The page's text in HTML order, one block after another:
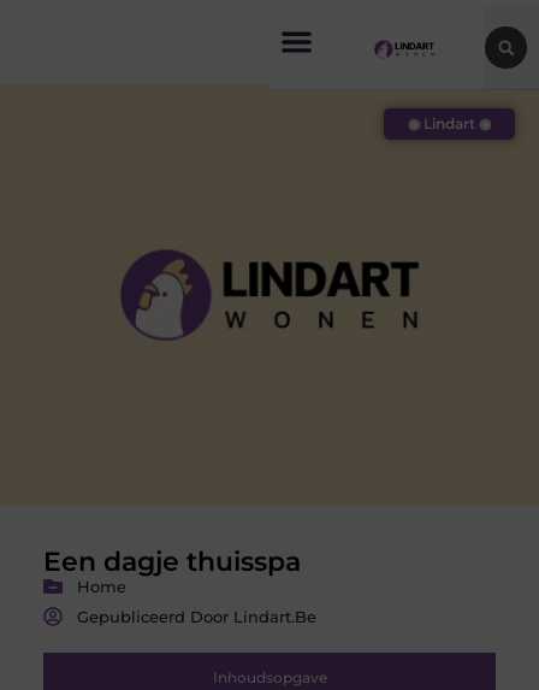
Een dagje thuisspa
Home
Gepubliceerd Door Lindart.be
Inhoudsopgave
◉ Lindart ◉